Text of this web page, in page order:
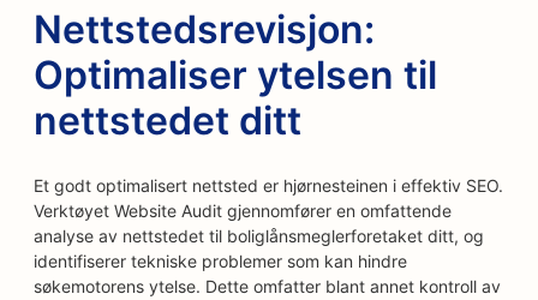
Nettstedsrevisjon:
Optimaliser ytelsen til
nettstedet ditt
Et godt optimalisert nettsted er hjørnesteinen i effektiv SEO.
Verktøyet Website Audit gjennomfører en omfattende
analyse av nettstedet til boliglånsmeglerforetaket ditt, og
identifiserer tekniske problemer som kan hindre
søkemotorens ytelse. Dette omfatter blant annet kontroll av